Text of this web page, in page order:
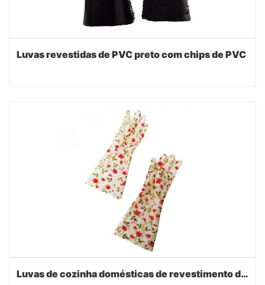
Luvas revestidas de PVC preto com chips de PVC
Luvas de cozinha domésticas de revestimento de PVC com forro impresso